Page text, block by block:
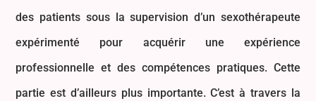
des patients sous la supervision d’un sexothérapeute
expérimenté pour acquérir une expérience
professionnelle et des compétences pratiques. Cette
partie est d’ailleurs plus importante. C’est à travers la